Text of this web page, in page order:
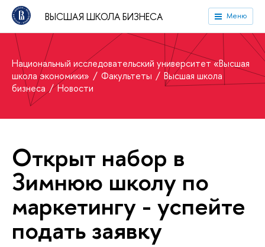
ВЫСШАЯ ШКОЛА БИЗНЕСА Меню
Национальный исследовательский университет «Высшая
школа экономики»
Факультеты
Высшая школа
бизнеса
Новости
Открыт набор в
Зимнюю школу по
маркетингу - успейте
подать заявку